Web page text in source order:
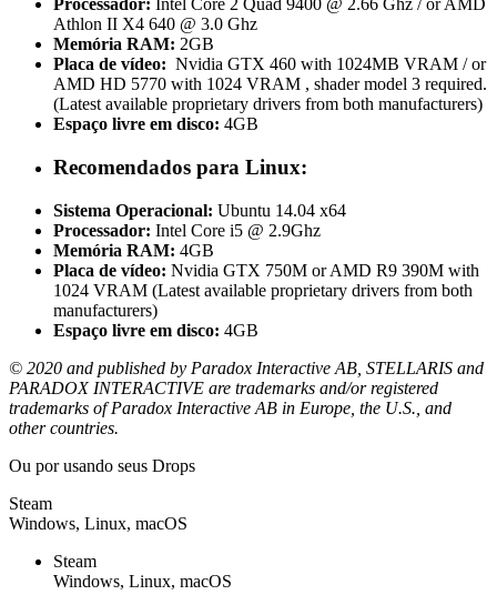
Processador: Intel Core 2 Quad 9400 @ 2.66 Ghz / or AMD
Athlon II X4 640 @ 3.0 Ghz
Memória RAM: 2GB
Placa de vídeo: Nvidia GTX 460 with 1024MB VRAM / or
AMD HD 5770 with 1024 VRAM , shader model 3 required.
(Latest available proprietary drivers from both manufacturers)
Espaço livre em disco: 4GB
Recomendados para Linux:
Sistema Operacional: Ubuntu 14.04 x64
Processador: Intel Core i5 @ 2.9Ghz
Memória RAM: 4GB
Placa de vídeo: Nvidia GTX 750M or AMD R9 390M with
1024 VRAM (Latest available proprietary drivers from both
manufacturers)
Espaço livre em disco: 4GB
© 2020 and published by Paradox Interactive AB, STELLARIS and
PARADOX INTERACTIVE are trademarks and/or registered
trademarks of Paradox Interactive AB in Europe, the U.S., and
other countries.
Ou porusando seus Drops
Steam
Windows, Linux, macOS
Steam
Windows, Linux, macOS